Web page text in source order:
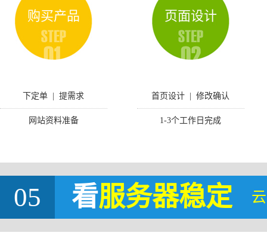
购买产品
下定单 | 提需求
网站资料准备
页面设计
首页设计 | 修改确认
1-3个工作日完成
05 看服务器稳定